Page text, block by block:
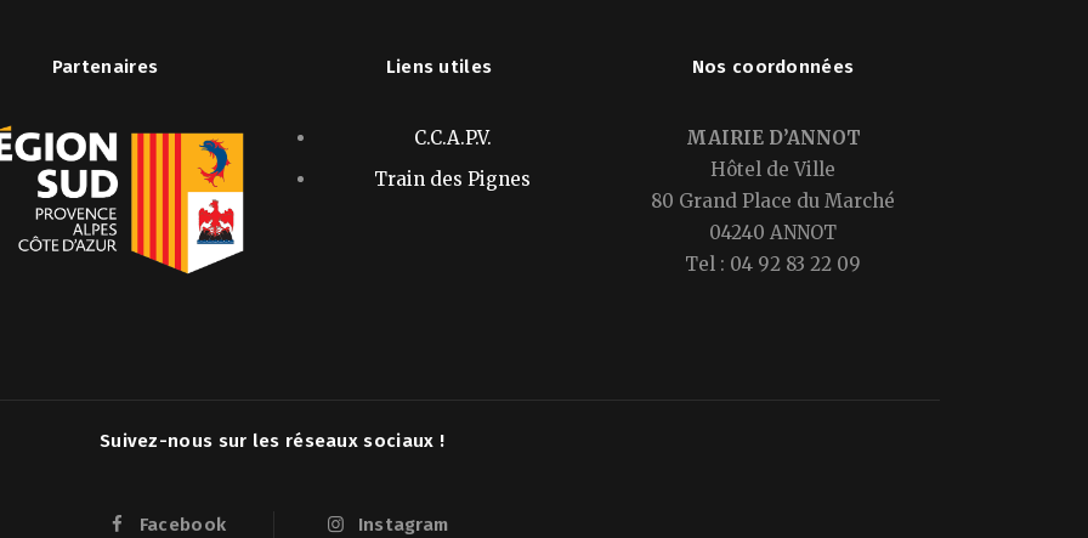
Partenaires Liens utiles
C.C.A.P.V.
Train des Pignes
Nos coordonnées
MAIRIE D’ANNOT
Hôtel de Ville
80 Grand Place du Marché
04240 ANNOT
Tel : 04 92 83 22 09
Suivez-nous sur les réseaux sociaux !
Facebook Instagram